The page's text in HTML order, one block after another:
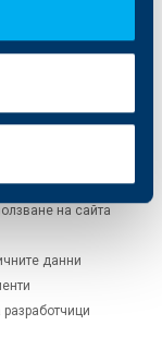
брокер
на сайта
данни
разработчици